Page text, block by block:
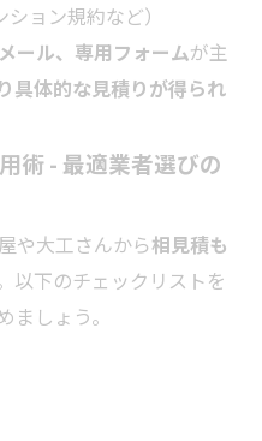
ョン規約など）
ール、専用フォームが主
具体的な見積りが得られ
術 - 最適業者選びの
や大工さんから相見積も
以下のチェックリストを
ましょう。